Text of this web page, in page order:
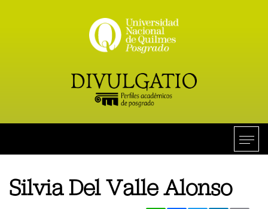
Silvia Del Valle Alonso